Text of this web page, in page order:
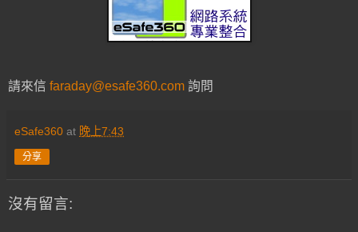
請來信 faraday@esafe360.com 詢問
eSafe360 at 晚上7:43
分享
沒有留言: